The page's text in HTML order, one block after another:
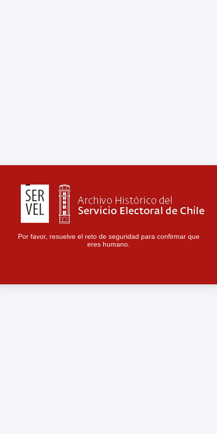
Por favor, resuelve el reto de seguridad para confirmar que
eres humano.